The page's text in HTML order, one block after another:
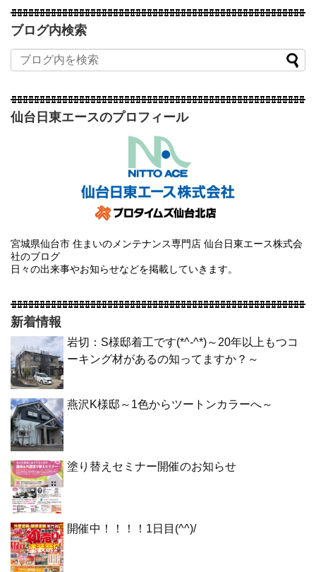
ブログ内検索
仙台日東エースのプロフィール
宮城県仙台市 住まいのメンテナンス専門店 仙台日東エース株式会
社のブログ
日々の出来事やお知らせなどを掲載していきます。
新着情報
岩切：S様邸着工です(*^-^*)～20年以上もつコ
ーキング材があるの知ってますか？～
燕沢K様邸～1色からツートンカラーへ～
塗り替えセミナー開催のお知らせ
開催中！！！！1日目(^^)/